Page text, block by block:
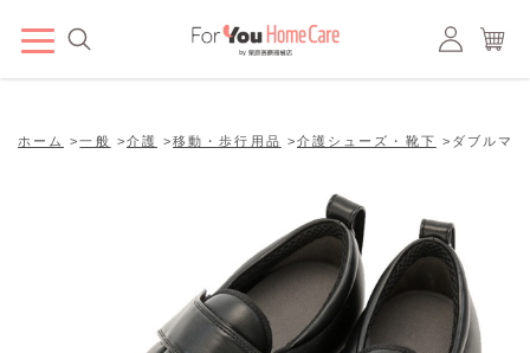
ホーム >一般 >介護 >移動・歩行用品 >介護シューズ・靴下 > ダブルマ